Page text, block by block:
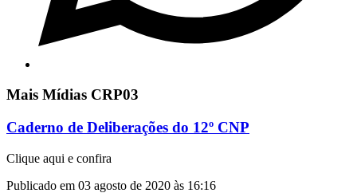
Mais Mídias CRP03
Caderno de Deliberações do 12º CNP
Clique aqui e confira
Publicado em 03 agosto de 2020 às 16:16